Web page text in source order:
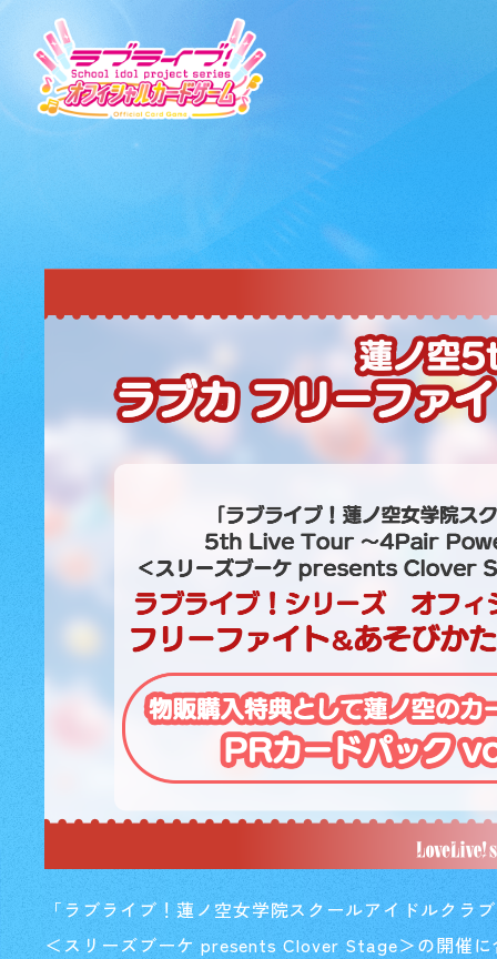
「ラブライブ！蓮ノ空女学院スクールアイドルク
＜スリーズブーケ presents Clover Stage＞の開催